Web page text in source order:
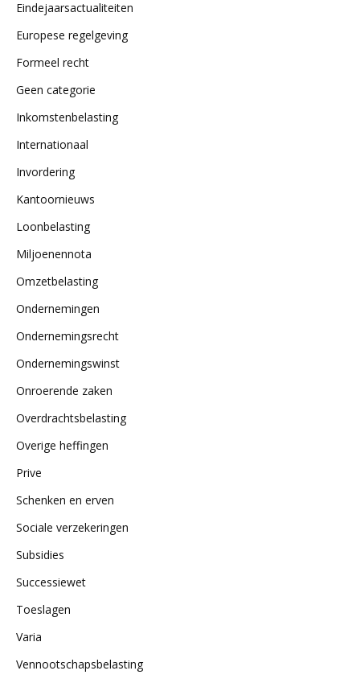
Eindejaarsactualiteiten
Europese regelgeving
Formeel recht
Geen categorie
Inkomstenbelasting
Internationaal
Invordering
Kantoornieuws
Loonbelasting
Miljoenennota
Omzetbelasting
Ondernemingen
Ondernemingsrecht
Ondernemingswinst
Onroerende zaken
Overdrachtsbelasting
Overige heffingen
Prive
Schenken en erven
Sociale verzekeringen
Subsidies
Successiewet
Toeslagen
Varia
Vennootschapsbelasting